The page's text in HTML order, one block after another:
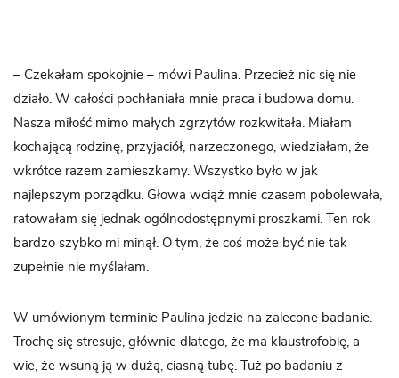
– Czekałam spokojnie – mówi Paulina. Przecież nic się nie
działo. W całości pochłaniała mnie praca i budowa domu.
Nasza miłość mimo małych zgrzytów rozkwitała. Miałam
kochającą rodzinę, przyjaciół, narzeczonego, wiedziałam, że
wkrótce razem zamieszkamy. Wszystko było w jak
najlepszym porządku. Głowa wciąż mnie czasem pobolewała,
ratowałam się jednak ogólnodostępnymi proszkami. Ten rok
bardzo szybko mi minął. O tym, że coś może być nie tak
zupełnie nie myślałam.
W umówionym terminie Paulina jedzie na zalecone badanie.
Trochę się stresuje, głównie dlatego, że ma klaustrofobię, a
wie, że wsuną ją w dużą, ciasną tubę. Tuż po badaniu z